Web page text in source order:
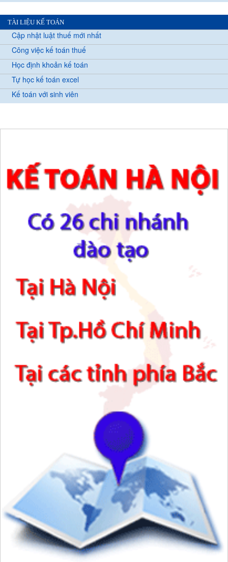
TÀI LIỆU KẾ TOÁN
Cập nhật luật thuế mới nhất
Công việc kế toán thuế
Học định khoản kế toán
Tự học kế toán excel
Kế toán với sinh viên